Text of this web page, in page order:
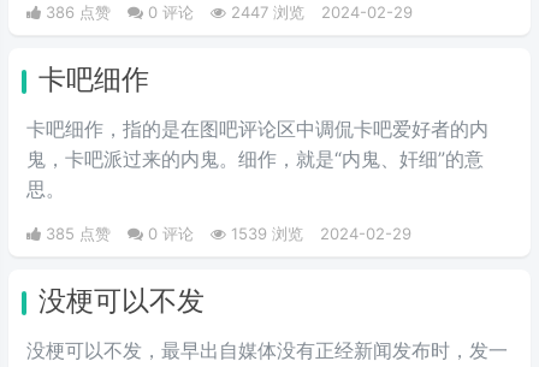
为称为“夹”，所以来去之间喜提夹总这一称号。
386 点赞 0 评论 2447 浏览 2024-02-29
卡吧细作
卡吧细作，指的是在图吧评论区中调侃卡吧爱好者的内
鬼，卡吧派过来的内鬼。细作，就是“内鬼、奸细”的意
思。
385 点赞 0 评论 1539 浏览 2024-02-29
没梗可以不发
没梗可以不发，最早出自媒体没有正‌‌‌‌‌‌‌‌经新闻发布时，发一